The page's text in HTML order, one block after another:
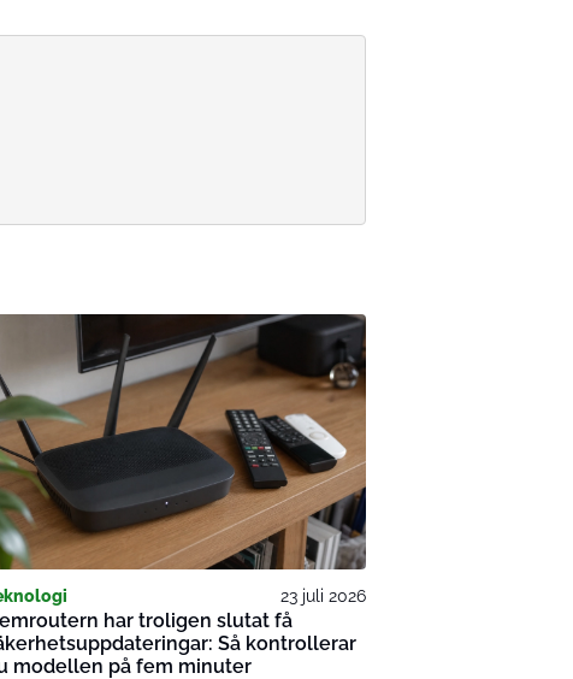
23 juli 2026
har troligen slutat få
Så kontrollerar
modellen på fem minuter